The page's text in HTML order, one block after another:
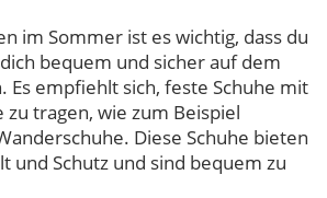
im Sommer ist es wichtig, dass du
bequem und sicher auf dem
Es empfiehlt sich, feste Schuhe mit
zu tragen, wie zum Beispiel
Diese Schuhe bieten
und Schutz und sind bequem zu